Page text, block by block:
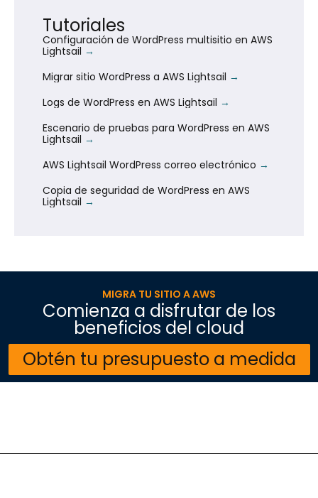
Tutoriales
Configuración de WordPress multisitio en AWS
Lightsail
Migrar sitio WordPress a AWS Lightsail
Logs de WordPress en AWS Lightsail
Escenario de pruebas para WordPress en AWS
Lightsail
AWS Lightsail WordPress correo electrónico
Copia de seguridad de WordPress en AWS
Lightsail
MIGRA TU SITIO A AWS
Comienza a disfrutar de los
beneficios del cloud​
Obtén tu presupuesto a medida